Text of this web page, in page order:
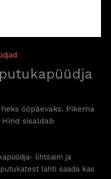
ööpäevaks. Pikema
sisaldab
lihtsaim ja
lahti saada kas